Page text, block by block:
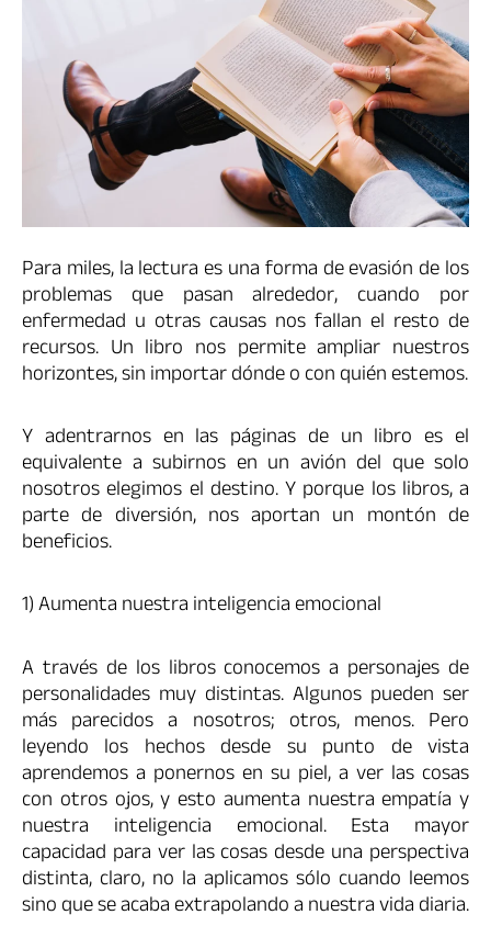
Para miles, la lectura es una forma de evasión de los
problemas que pasan alrededor, cuando por
enfermedad u otras causas nos fallan el resto de
recursos. Un libro nos permite ampliar nuestros
horizontes, sin importar dónde o con quién estemos.
Y adentrarnos en las páginas de un libro es el
equivalente a subirnos en un avión del que solo
nosotros elegimos el destino. Y porque los libros, a
parte de diversión, nos aportan un montón de
beneficios.
1) Aumenta nuestra inteligencia emocional
A través de los libros conocemos a personajes de
personalidades muy distintas. Algunos pueden ser
más parecidos a nosotros; otros, menos. Pero
leyendo los hechos desde su punto de vista
aprendemos a ponernos en su piel, a ver las cosas
con otros ojos, y esto aumenta nuestra empatía y
nuestra inteligencia emocional. Esta mayor
capacidad para ver las cosas desde una perspectiva
distinta, claro, no la aplicamos sólo cuando leemos
sino que se acaba extrapolando a nuestra vida diaria.